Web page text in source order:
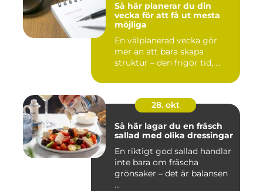
Så här planerar du din
vecka för att få ut mesta
möjliga
En välplanerad vecka gör
mer än att bara skapa
struktur – den frigör tid, ...
28. okt
Så här lagar du en fräsch
sallad med olika dressingar
En riktigt god sallad handlar
inte bara om fräscha
grönsaker – det är balansen
...